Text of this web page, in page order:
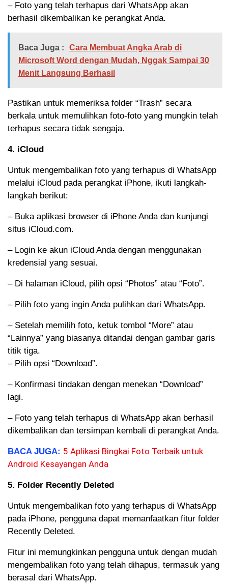
– Foto yang telah terhapus dari WhatsApp akan
berhasil dikembalikan ke perangkat Anda.
Baca Juga :
Cara Membuat Angka Arab di
Microsoft Word dengan Mudah, Nggak Sampai 30
Menit Langsung Berhasil
Pastikan untuk memeriksa folder “Trash” secara
berkala untuk memulihkan foto-foto yang mungkin telah
terhapus secara tidak sengaja.
4. iCloud
Untuk mengembalikan foto yang terhapus di WhatsApp
melalui iCloud pada perangkat iPhone, ikuti langkah-
langkah berikut:
– Buka aplikasi browser di iPhone Anda dan kunjungi
situs iCloud.com.
– Login ke akun iCloud Anda dengan menggunakan
kredensial yang sesuai.
– Di halaman iCloud, pilih opsi “Photos” atau “Foto”.
– Pilih foto yang ingin Anda pulihkan dari WhatsApp.
– Setelah memilih foto, ketuk tombol “More” atau
“Lainnya” yang biasanya ditandai dengan gambar garis
titik tiga.
– Pilih opsi “Download”.
– Konfirmasi tindakan dengan menekan “Download”
lagi.
– Foto yang telah terhapus di WhatsApp akan berhasil
dikembalikan dan tersimpan kembali di perangkat Anda.
BACA JUGA: 5 Aplikasi Bingkai Foto Terbaik untuk
Android Kesayangan Anda
5. Fo lder Recently Deleted
Untuk mengembalikan foto yang terhapus di WhatsApp
pada iPhone, pengguna dapat memanfaatkan fitur folder
Recently Deleted.
Fitur ini memungkinkan pengguna untuk dengan mudah
mengembalikan foto yang telah dihapus, termasuk yang
berasal dari WhatsApp.